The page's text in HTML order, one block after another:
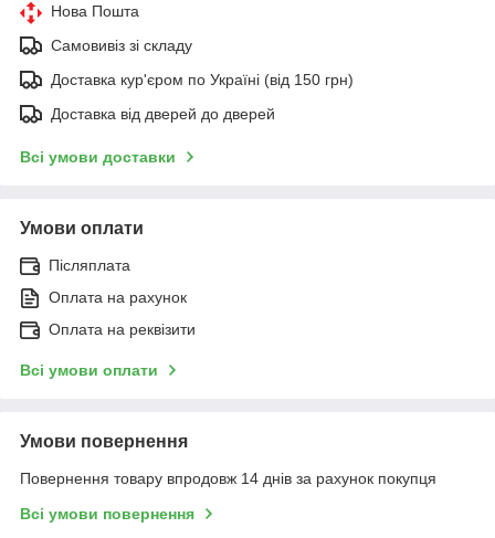
Нова Пошта
Самовивіз зі складу
Доставка кур'єром по Україні (від 150 грн)
Доставка від дверей до дверей
Всі умови доставки
Умови оплати
Післяплата
Оплата на рахунок
Оплата на реквізити
Всі умови оплати
Умови повернення
Повернення товару впродовж 14 днів за рахунок покупця
Всі умови повернення